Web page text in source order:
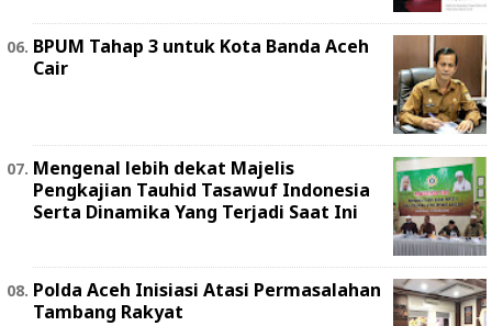
BPUM Tahap 3 untuk Kota Banda Aceh
Cair
Mengenal lebih dekat Majelis
Pengkajian Tauhid Tasawuf Indonesia
Serta Dinamika Yang Terjadi Saat Ini
Polda Aceh Inisiasi Atasi Permasalahan
Tambang Rakyat